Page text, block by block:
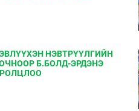
НЭВТРҮҮЛГИЙН
Б.БОЛД-ЭРДЭНЭ